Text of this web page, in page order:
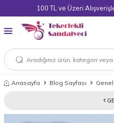
100 TL ve Üzeri
Anasayfa Blog Sayfası Genel